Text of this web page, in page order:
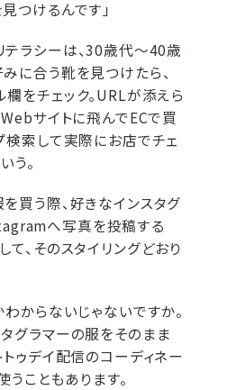
つけるんです」
ラシーは、30歳代〜40歳
に合う靴を見つけたら、
をチェック。URLが添えら
サイトに飛んでECで買
検索して実際にお店でチェ
う。
買う際、好きなインスタグ
へ写真を投稿する
て、そのスタイリングどおり
わからないじゃないですか。
グラマーの服をそのまま
トゥデイ配信のコーディネー
うこともあります。